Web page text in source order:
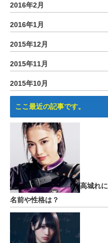
2016年2月
2016年1月
2015年12月
2015年11月
2015年10月
ここ最近の記事です。
高城れ
名前や性格は？